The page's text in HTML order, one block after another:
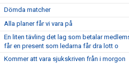
Dömda matcher
Alla planer får vi vara på
En liten tävling det lag som betalar
får en present som ledarna får dra lott o
Kommer att vara sjukskriven från i morgon